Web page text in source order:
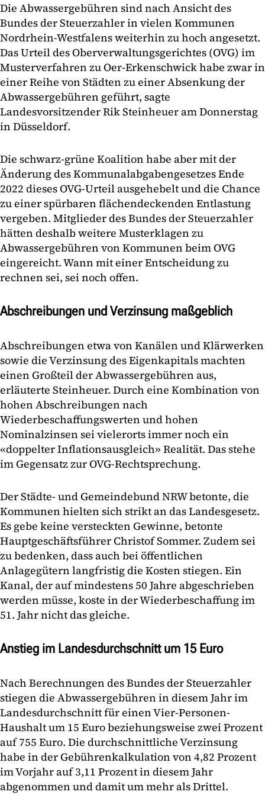
Die Abwassergebühren sind nach Ansicht des
Bundes der Steuerzahler in vielen Kommunen
Nordrhein-Westfalens weiterhin zu hoch angesetzt.
Das Urteil des Oberverwaltungsgerichtes (OVG) im
Musterverfahren zu Oer-Erkenschwick habe zwar in
einer Reihe von Städten zu einer Absenkung der
Abwassergebühren geführt, sagte
Landesvorsitzender Rik Steinheuer am Donnerstag
in Düsseldorf.
Die schwarz-grüne Koalition habe aber mit der
Änderung des Kommunalabgabengesetzes Ende
2022 dieses OVG-Urteil ausgehebelt und die Chance
zu einer spürbaren flächendeckenden Entlastung
vergeben. Mitglieder des Bundes der Steuerzahler
hätten deshalb weitere Musterklagen zu
Abwassergebühren von Kommunen beim OVG
eingereicht. Wann mit einer Entscheidung zu
rechnen sei, sei noch offen.
Abschreibungen und Verzinsung maßgeblich
Abschreibungen etwa von Kanälen und Klärwerken
sowie die Verzinsung des Eigenkapitals machten
einen Großteil der Abwassergebühren aus,
erläuterte Steinheuer. Durch eine Kombination von
hohen Abschreibungen nach
Wiederbeschaffungswerten und hohen
Nominalzinsen sei vielerorts immer noch ein
«doppelter Inflationsausgleich» Realität. Das stehe
im Gegensatz zur OVG-Rechtsprechung.
Der Städte- und Gemeindebund NRW betonte, die
Kommunen hielten sich strikt an das Landesgesetz.
Es gebe keine versteckten Gewinne, betonte
Hauptgeschäftsführer Christof Sommer. Zudem sei
zu bedenken, dass auch bei öffentlichen
Anlagegütern langfristig die Kosten stiegen. Ein
Kanal, der auf mindestens 50 Jahre abgeschrieben
werden müsse, koste in der Wiederbeschaffung im
51. Jahr nicht das gleiche.
Anstieg im Landesdurchschnitt um 15 Euro
Nach Berechnungen des Bundes der Steuerzahler
stiegen die Abwassergebühren in diesem Jahr im
Landesdurchschnitt für einen Vier-Personen-
Haushalt um 15 Euro beziehungsweise zwei Prozent
auf 755 Euro. Die durchschnittliche Verzinsung
habe in der Gebührenkalkulation von 4,82 Prozent
im Vorjahr auf 3,11 Prozent in diesem Jahr
abgenommen und damit um mehr als Drittel.